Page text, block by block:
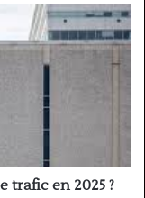
trafic en 2025 ?